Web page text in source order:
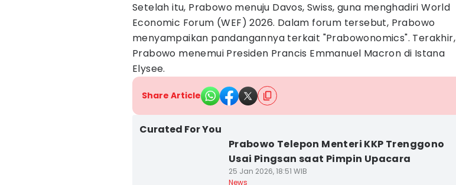
Setelah itu, Prabowo menuju Davos, Swiss, guna menghadiri World
Economic Forum (WEF) 2026. Dalam forum tersebut, Prabowo
menyampaikan pandangannya terkait "Prabowonomics". Terakhir,
Prabowo menemui Presiden Prancis Emmanuel Macron di Istana
Elysee.
Share Article
Curated For You
Prabowo Telepon Menteri KKP Trenggono
Usai Pingsan saat Pimpin Upacara
25 Jan 2026, 18:51 WIB
News